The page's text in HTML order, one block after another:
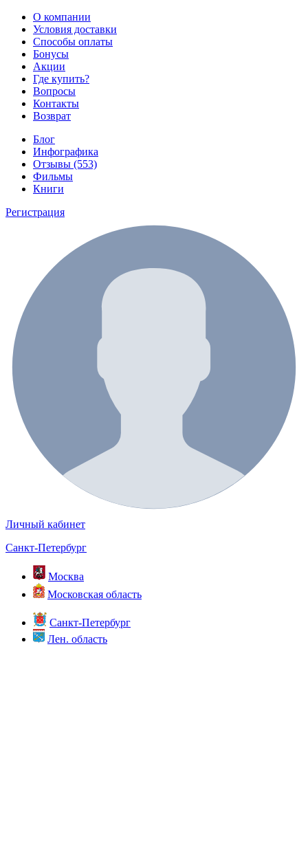
О компании
Условия доставки
Способы оплаты
Бонусы
Акции
Где купить?
Вопросы
Контакты
Возврат
Блог
Инфографика
Отзывы (553)
Фильмы
Книги
Регистрация
Личный кабинет
Санкт-Петербург
Москва
Московская область
Санкт-Петербург
Лен. область